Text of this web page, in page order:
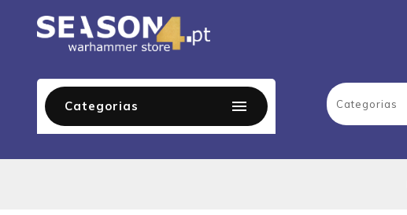
Categorias 